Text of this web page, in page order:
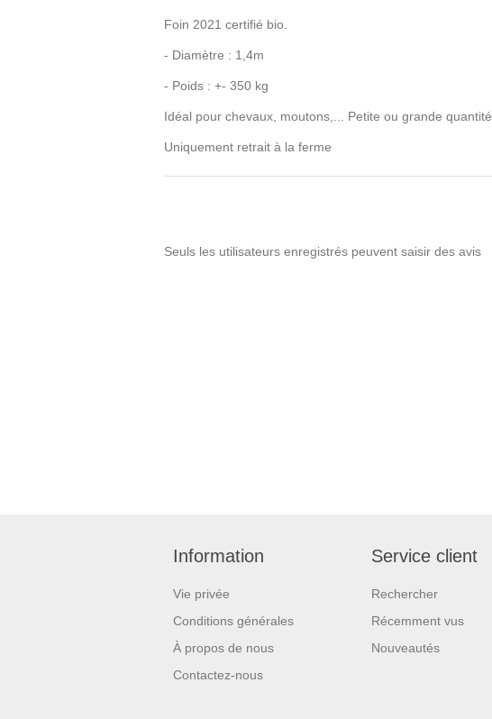
Foin 2021 certifié bio.
- Diamètre : 1,4m
- Poids : +- 350 kg
Idéal pour chevaux, moutons,... Petite ou grande quantité.
Uniquement retrait à la ferme
Seuls les utilisateurs enregistrés peuvent saisir des avis
Information
Vie privée
Conditions générales
À propos de nous
Contactez-nous
Service client
Rechercher
Récemment vus
Nouveautés